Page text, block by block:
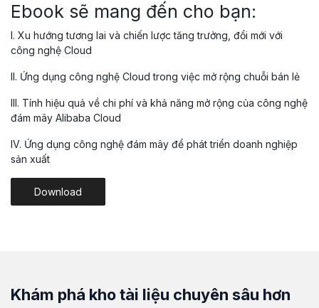
Ebook sẽ mang đến cho bạn:
I. Xu hướng tương lai và chiến lược tăng trưởng, đổi mới với
công nghệ Cloud
II. Ứng dụng công nghệ Cloud trong việc mở rộng chuỗi bán lẻ
III. Tính hiệu quả về chi phí và khả năng mở rộng của công nghệ
đám mây Alibaba Cloud
IV. Ứng dụng công nghệ đám mây để phát triển doanh nghiệp
sản xuất
Download
Khám phá kho tài liệu chuyên sâu hơn